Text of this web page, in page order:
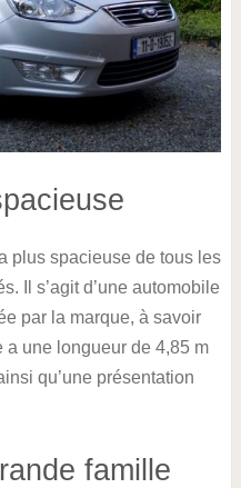
plus spacieuse de tous les
Il s’agit d’une automobile
par la marque, à savoir
a une longueur de 4,85 m
qu’une présentation
famille